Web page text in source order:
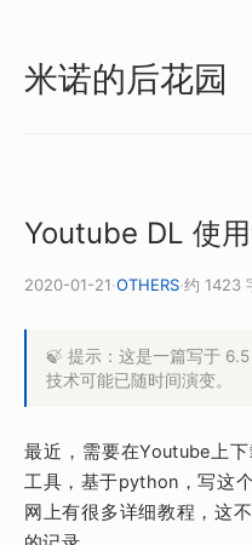
米诺的后花园
Youtube DL 使
2020-01-21·OTHERS·约 1423
🍃 提示：这是一篇写于
技术可能已随时间演变。
最近，需要在Youtube上
工具，基于python，写这
网上有很多详细教程，这